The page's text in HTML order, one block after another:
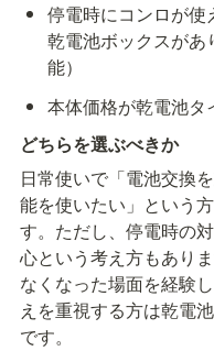
停電時にコンロが
乾電池ボックスが
能）
本体価格が乾電池タ
どちらを選ぶべきか
日常使いで「電池交換
能を使いたい」という
す。ただし、停電時の
心という考え方もあり
なくなった場面を経験
えを重視する方は乾電
です。